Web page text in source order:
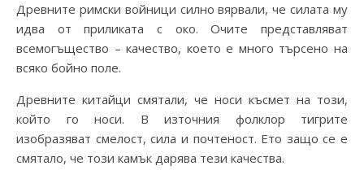
Древните римски войници силно вярвали, че силата му
идва от приликата с око. Очите представляват
всемогъщество – качество, което е много търсено на
всяко бойно поле.
Древните китайци смятали, че носи късмет на този,
който го носи. В източния фолклор тигрите
изобразяват смелост, сила и почтеност. Ето защо се е
смятало, че този камък дарява тези качества.